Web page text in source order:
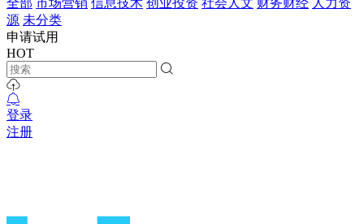
全部 市场营销 信息技术 创业投资 社会人文 财务财经 人力资
源 未分类
申请试用
HOT
登录
注册